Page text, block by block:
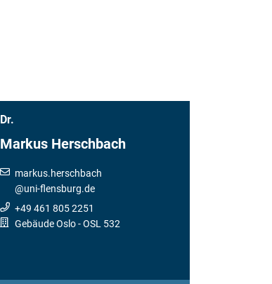
Dr.
Markus Herschbach
markus.herschbach
@uni-flensburg.de
+49 461 805 2251
Gebäude Oslo- OSL 532